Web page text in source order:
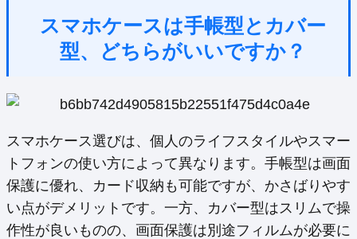
スマホケースは手帳型とカバー
型、どちらがいいですか？
スマホケース選びは、個人のライフスタイルやスマー
トフォンの使い方によって異なります。手帳型は画面
保護に優れ、カード収納も可能ですが、かさばりやす
い点がデメリットです。一方、カバー型はスリムで操
作性が良いものの、画面保護は別途フィルムが必要に